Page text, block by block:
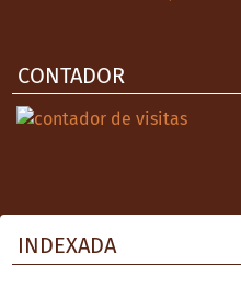
Payró, M. (1999).
1.
German army in
CONTADOR
INDEXADA